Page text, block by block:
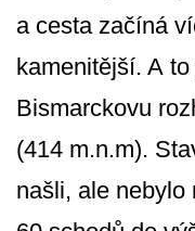
a cesta začíná
kamenitější. A
Bismarckovu
(414 m.n.m).
našli, ale nebylo